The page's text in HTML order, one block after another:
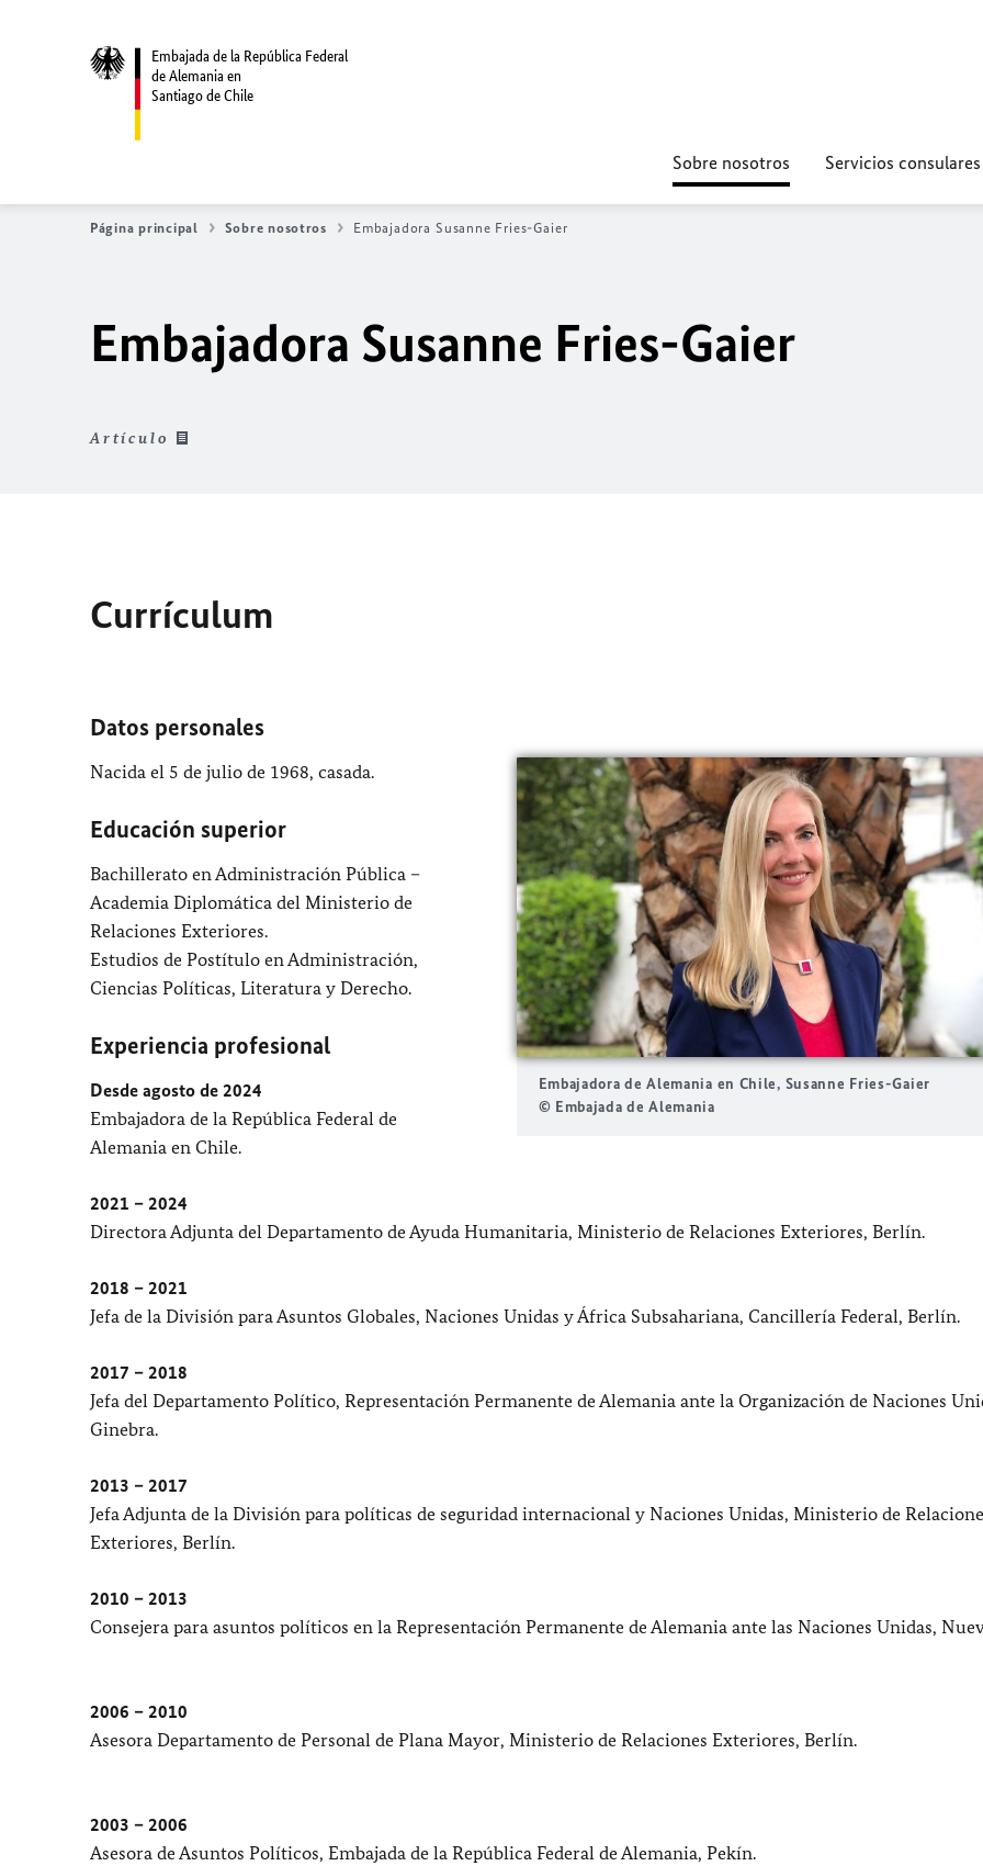
Embajada de la República Federal
de Alemania en
Santiago de Chile
Sobre nosotros Servicios consulares
Página principal Sobre nosotros Embajadora Susanne Fries-Gaier
Embajadora Susanne Fries-Gaier
Artículo
Currículum
Datos personales
Embajadora de Alemania en Chile, Susanne Fries-Gaier
© Embajada de Alemania
Nacida el 5 de julio de 1968, casada.
Educación superior
Bachillerato en Administración Pública –
Academia Diplomática del Ministerio de
Relaciones Exteriores.
Estudios de Postítulo en Administración,
Ciencias Políticas, Literatura y Derecho.
Experiencia profesional
Desde agosto de 2024
Embajadora de la República Federal de
Alemania en Chile.
2021 – 2024
Directora Adjunta del Departamento de Ayuda Humanitaria, Ministerio de Relaciones Exteriores, Berlín.
2018 – 2021
Jefa de la División para Asuntos Globales, Naciones Unidas y África Subsahariana, Cancillería Federal, Berlín.
2017 – 2018
Jefa del Departamento Político, Representación Permanente de Alemania ante la Organización de Naciones
Ginebra.
2013 – 2017
Jefa Adjunta de la División para políticas de seguridad internacional y Naciones Unidas, Ministerio de
Exteriores, Berlín.
2010 – 2013
Consejera para asuntos políticos en la Representación Permanente de Alemania ante las Naciones Unidas,
2006 – 2010
Asesora Departamento de Personal de Plana Mayor, Ministerio de Relaciones Exteriores, Berlín.
2003 – 2006
Asesora de Asuntos Políticos, Embajada de la República Federal de Alemania, Pekín.